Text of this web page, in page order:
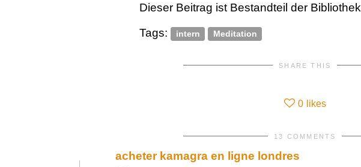
Dieser Beitrag ist Bestandteil der Bibliothek
Tags: intern Meditation
SHARE THIS
0 likes
13 COMMENTS
acheter kamagra en ligne londres